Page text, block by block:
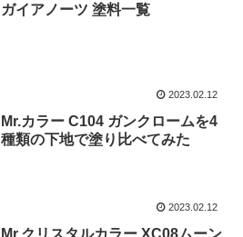
ガイアノーツ 塗料一覧
2023.02.12
Mr.カラー C104 ガンクロームを4
種類の下地で塗り比べてみた
2023.02.12